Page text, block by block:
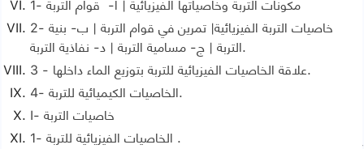
2- تأثير pH التربة على توزيع بعض أنواع ديدان الأرض.
2- خاصيات التربة الفيزيائية| تمرين في قوام التربة | ب- بنية
التربة | ج- مسامية التربة | د- نفاذية التربة.
3 - علاقة الخاصيات الفيزيائية للتربة بتوزيع الماء داخلها.
4- الخاصيات الكيميائية للتربة.
I- خاصيات التربة
1- الخاصيات الفيزيائية للتربة .